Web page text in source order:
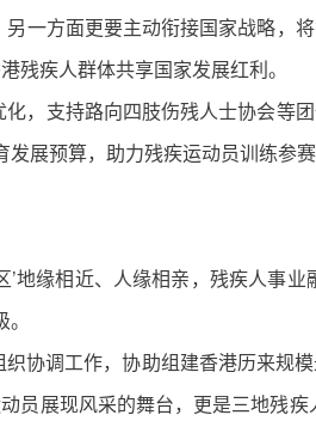
一方面更要主动衔接国家战略，
疾人群体共享国家发展红利。
，支持路向四肢伤残人士协会等
展预算，助力残疾运动员训练参
地缘相近、人缘相亲，残疾人事
协调工作，协助组建香港历来规
员展现风采的舞台，更是三地残